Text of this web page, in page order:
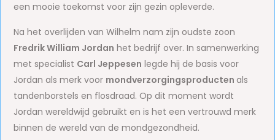
een mooie toekomst voor zijn gezin opleverde.
Na het overlijden van Wilhelm nam zijn oudste zoon
Fredrik William Jordan het bedrijf over. In samenwerking
met specialist Carl Jeppesen legde hij de basis voor
Jordan als merk voor mondverzorgingsproducten als
tandenborstels en flosdraad. Op dit moment wordt
Jordan wereldwijd gebruikt en is het een vertrouwd merk
binnen de wereld van de mondgezondheid.